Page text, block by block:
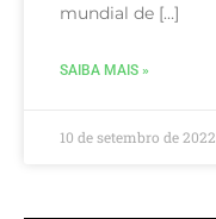
mundial de […]
SAIBA MAIS »
10 de setembro de 2022